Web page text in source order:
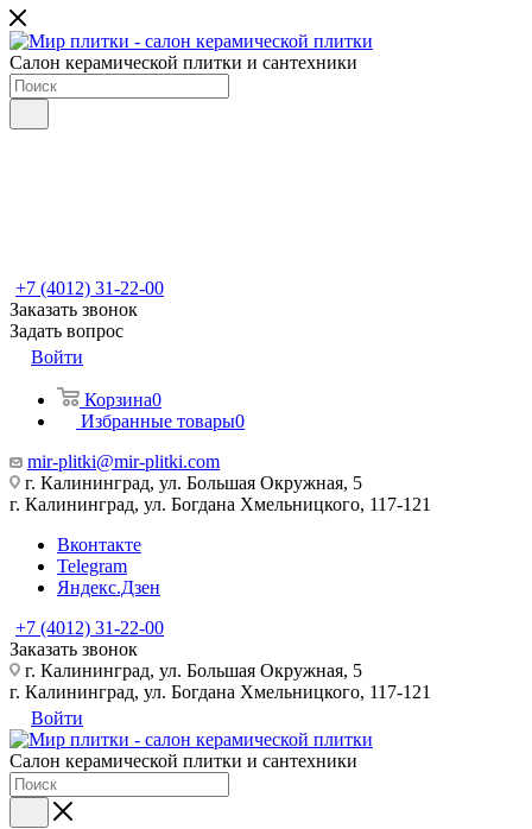
Салон керамической плитки и сантехники
+7 (4012) 31-22-00
Заказать звонок
Задать вопрос
Войти
Корзина0
Избранные товары0
mir-plitki@mir-plitki.com
г. Калининград, ул. Большая Окружная, 5
г. Калининград, ул. Богдана Хмельницкого, 117-121
Вконтакте
Telegram
Яндекс.Дзен
+7 (4012) 31-22-00
Заказать звонок
г. Калининград, ул. Большая Окружная, 5
г. Калининград, ул. Богдана Хмельницкого, 117-121
Войти
Салон керамической плитки и сантехники